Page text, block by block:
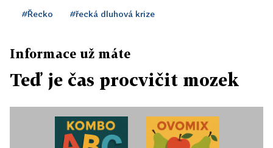
#Řecko #řecká dluhová krize
Informace už máte
Teď je čas procvičit mozek